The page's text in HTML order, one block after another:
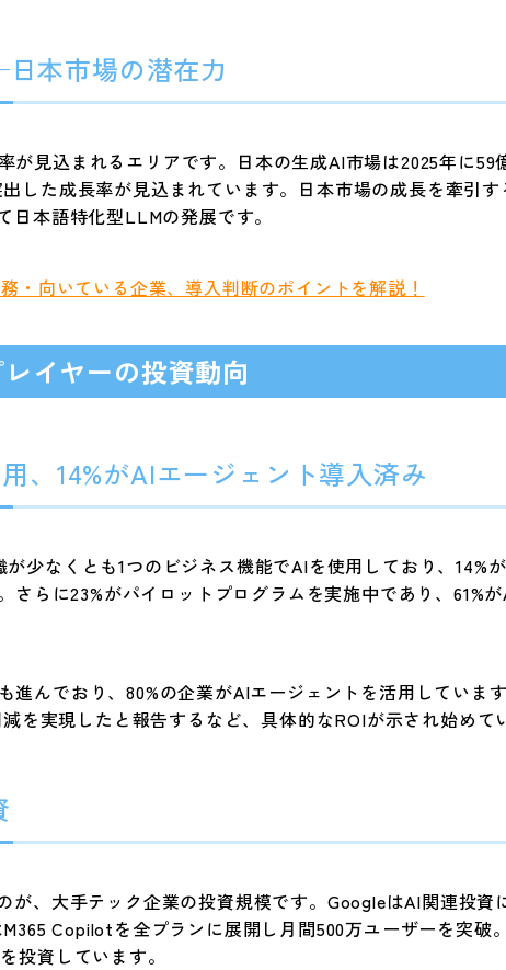
本市場の潜在力
が見込まれるエリアです。日本の生成AI市場は2025年に
した成長率が見込まれています。日本市場の成長を牽引
本語特化型LLMの発展です。
・向いている企業、導入判断のポイントを解説！
イヤーの投資動向
、14%がAIエージェント導入済み
少なくとも1つのビジネス機能でAIを使用しており、14%
さらに23%がパイロットプログラムを実施中であり、61%
進んでおり、80%の企業がAIエージェントを活用していま
を実現したと報告するなど、具体的なROIが示され始めて
が、大手テック企業の投資規模です。GoogleはAI関連投資
Copilotを全プランに展開し月間500万ユーザーを突破
投資しています。